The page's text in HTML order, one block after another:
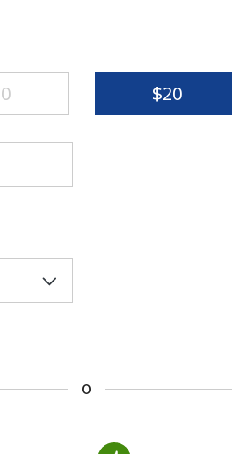
⁦$20⁩
o